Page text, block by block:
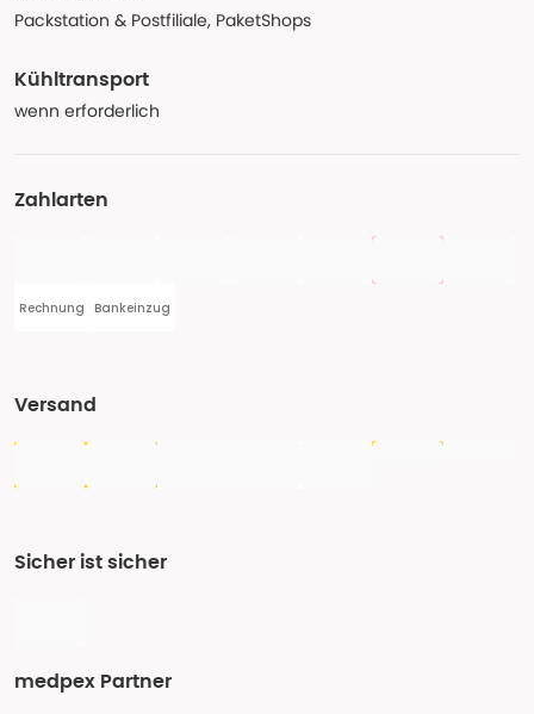
Packstation & Postfiliale, PaketShops
Kühltransport
wenn erforderlich
Zahlarten
Rechnung Bankeinzug
Versand
Sicher ist sicher
medpex Partner